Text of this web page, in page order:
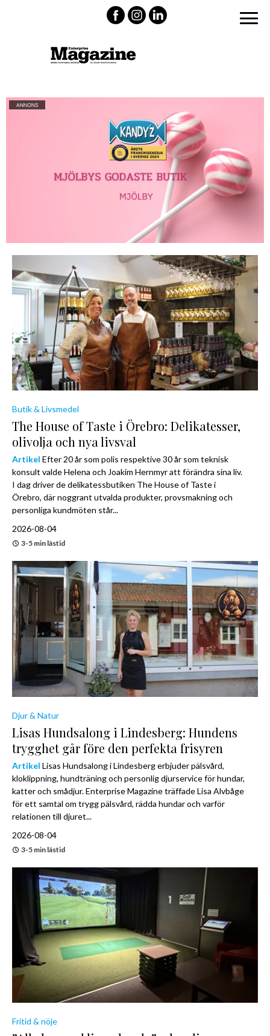
Butik & Livsmedel
The House of Taste i Örebro: Delikatesser,
olivolja och nya livsval
Artikel Efter 20 år som polis respektive 30 år som teknisk
konsult valde Helena och Joakim Hernmyr att förändra sina liv.
I dag driver de delikatessbutiken The House of Taste i
Örebro, där noggrant utvalda produkter, provsmakning och
personliga kundmöten står...
2026-08-04
3-5 min lästid
Djur & Natur
Lisas Hundsalong i Lindesberg: Hundens
trygghet går före den perfekta frisyren
Artikel Lisas Hundsalong i Lindesberg erbjuder pälsvård,
kloklippning, hundträning och personlig djurservice för hundar,
katter och smådjur. Enterprise Magazine träffade Lisa Alvbåge
för ett samtal om trygg pälsvård, rädda hundar och varför
relationen till djuret...
2026-08-04
3-5 min lästid
Fritid & nöje